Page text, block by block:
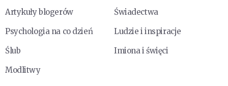
Artykuły blogerów
Świadectwa
Psychologia na co dzień
Ludzie i inspiracje
Ślub
Imiona i święci
Modlitwy